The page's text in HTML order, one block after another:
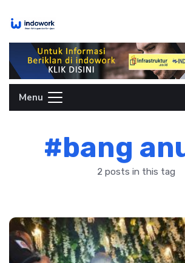
Menu
#bang
2 posts in this tag